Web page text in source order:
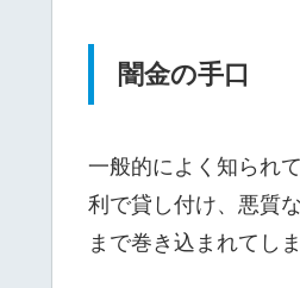
闇金の手口
一般的によく知られ
利で貸し付け、悪質
まで巻き込まれてし